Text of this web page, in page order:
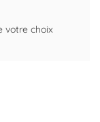
votre choix